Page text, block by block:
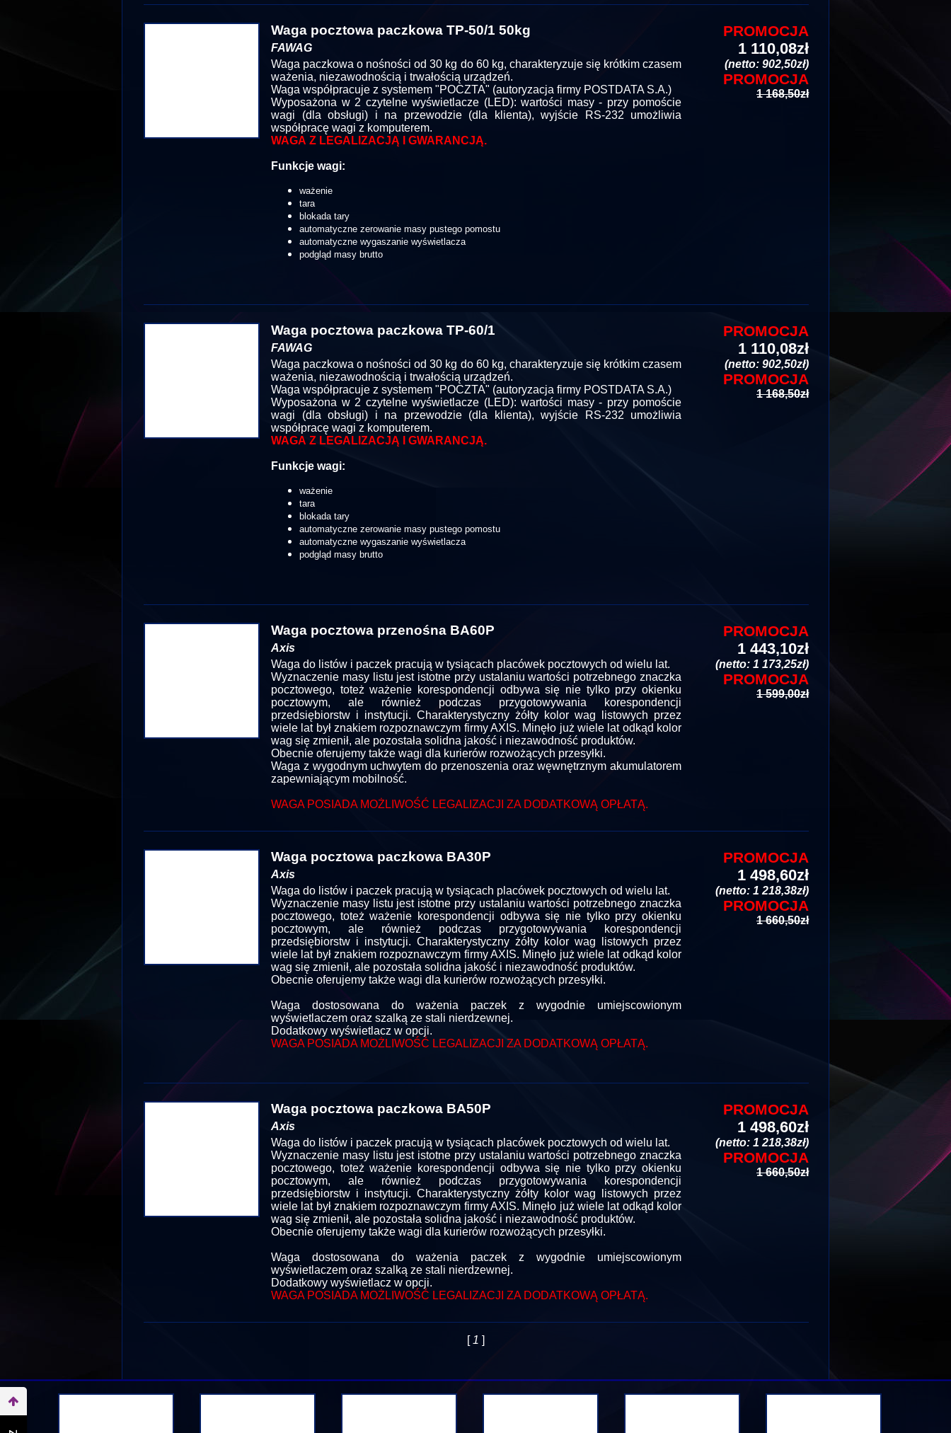
Waga pocztowa paczkowa TP-50/1 50kg
FAWAG
Waga paczkowa o nośności od 30 kg do 60 kg, charakteryzuje się krótkim czasem
ważenia, niezawodnością i trwałością urządzeń.
Waga współpracuje z systemem "POCZTA" (autoryzacja firmy POSTDATA S.A.)
Wyposażona w 2 czytelne wyświetlacze (LED): wartości masy - przy pomoście
wagi (dla obsługi) i na przewodzie (dla klienta), wyjście RS-232 umożliwia
współpracę wagi z komputerem.
WAGA Z LEGALIZACJĄ I GWARANCJĄ.
Funkcje wagi:
ważenie
tara
blokada tary
automatyczne zerowanie masy pustego pomostu
automatyczne wygaszanie wyświetlacza
podgląd masy brutto
PROMOCJA
1 110,08zł
(netto: 902,50zł)
PROMOCJA
1 168,50zł
Waga pocztowa paczkowa TP-60/1
FAWAG
Waga paczkowa o nośności od 30 kg do 60 kg, charakteryzuje się krótkim czasem
ważenia, niezawodnością i trwałością urządzeń.
Waga współpracuje z systemem "POCZTA" (autoryzacja firmy POSTDATA S.A.)
Wyposażona w 2 czytelne wyświetlacze (LED): wartości masy - przy pomoście
wagi (dla obsługi) i na przewodzie (dla klienta), wyjście RS-232 umożliwia
współpracę wagi z komputerem.
WAGA Z LEGALIZACJĄ I GWARANCJĄ.
Funkcje wagi:
ważenie
tara
blokada tary
automatyczne zerowanie masy pustego pomostu
automatyczne wygaszanie wyświetlacza
podgląd masy brutto
PROMOCJA
1 110,08zł
(netto: 902,50zł)
PROMOCJA
1 168,50zł
Waga pocztowa przenośna BA60P
Axis
Waga do listów i paczek pracują w tysiącach placówek pocztowych od wielu lat.
Wyznaczenie masy listu jest istotne przy ustalaniu wartości potrzebnego znaczka
pocztowego, toteż ważenie korespondencji odbywa się nie tylko przy okienku
pocztowym, ale również podczas przygotowywania korespondencji
przedsiębiorstw i instytucji. Charakterystyczny żółty kolor wag listowych przez
wiele lat był znakiem rozpoznawczym firmy AXIS. Minęło już wiele lat odkąd kolor
wag się zmienił, ale pozostała solidna jakość i niezawodność produktów.
Obecnie oferujemy także wagi dla kurierów rozwożących przesyłki.
Waga z wygodnym uchwytem do przenoszenia oraz węwnętrznym akumulatorem
zapewniającym mobilność.
WAGA POSIADA MOŻLIWOŚĆ LEGALIZACJI ZA DODATKOWĄ OPŁATĄ.
PROMOCJA
1 443,10zł
(netto: 1 173,25zł)
PROMOCJA
1 599,00zł
Waga pocztowa paczkowa BA30P
Axis
Waga do listów i paczek pracują w tysiącach placówek pocztowych od wielu lat.
Wyznaczenie masy listu jest istotne przy ustalaniu wartości potrzebnego znaczka
pocztowego, toteż ważenie korespondencji odbywa się nie tylko przy okienku
pocztowym, ale również podczas przygotowywania korespondencji
przedsiębiorstw i instytucji. Charakterystyczny żółty kolor wag listowych przez
wiele lat był znakiem rozpoznawczym firmy AXIS. Minęło już wiele lat odkąd kolor
wag się zmienił, ale pozostała solidna jakość i niezawodność produktów.
Obecnie oferujemy także wagi dla kurierów rozwożących przesyłki.
Waga dostosowana do ważenia paczek z wygodnie umiejscowionym
wyświetlaczem oraz szalką ze stali nierdzewnej.
Dodatkowy wyświetlacz w opcji.
WAGA POSIADA MOŻLIWOŚĆ LEGALIZACJI ZA DODATKOWĄ OPŁATĄ.
PROMOCJA
1 498,60zł
(netto: 1 218,38zł)
PROMOCJA
1 660,50zł
Waga pocztowa paczkowa BA50P
Axis
Waga do listów i paczek pracują w tysiącach placówek pocztowych od wielu lat.
Wyznaczenie masy listu jest istotne przy ustalaniu wartości potrzebnego znaczka
pocztowego, toteż ważenie korespondencji odbywa się nie tylko przy okienku
pocztowym, ale również podczas przygotowywania korespondencji
przedsiębiorstw i instytucji. Charakterystyczny żółty kolor wag listowych przez
wiele lat był znakiem rozpoznawczym firmy AXIS. Minęło już wiele lat odkąd kolor
wag się zmienił, ale pozostała solidna jakość i niezawodność produktów.
Obecnie oferujemy także wagi dla kurierów rozwożących przesyłki.
Waga dostosowana do ważenia paczek z wygodnie umiejscowionym
wyświetlaczem oraz szalką ze stali nierdzewnej.
Dodatkowy wyświetlacz w opcji.
WAGA POSIADA MOŻLIWOŚĆ LEGALIZACJI ZA DODATKOWĄ OPŁATĄ.
PROMOCJA
1 498,60zł
(netto: 1 218,38zł)
PROMOCJA
1 660,50zł
[1 ]